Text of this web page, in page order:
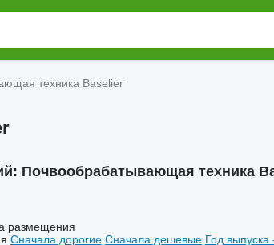
техника Baselier
Почвообрабатывающая техника
размещения
Сначала дорогие Сначала дешевые Год